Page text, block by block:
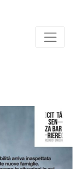
barriere